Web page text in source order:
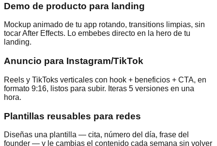
Demo de producto para landing
Mockup animado de tu app rotando, transitions limpias, sin
tocar After Effects. Lo embebes directo en la hero de tu
landing.
Anuncio para Instagram/TikTok
Reels y TikToks verticales con hook + beneficios + CTA, en
formato 9:16, listos para subir. Iteras 5 versiones en una
hora.
Plantillas reusables para redes
Diseñas una plantilla — cita, número del día, frase del
founder — y le cambias el contenido cada semana sin volver